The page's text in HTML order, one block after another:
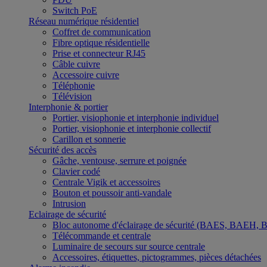
Switch PoE
Réseau numérique résidentiel
Coffret de communication
Fibre optique résidentielle
Prise et connecteur RJ45
Câble cuivre
Accessoire cuivre
Téléphonie
Télévision
Interphonie & portier
Portier, visiophonie et interphonie individuel
Portier, visiophonie et interphonie collectif
Carillon et sonnerie
Sécurité des accès
Gâche, ventouse, serrure et poignée
Clavier codé
Centrale Vigik et accessoires
Bouton et poussoir anti-vandale
Intrusion
Eclairage de sécurité
Bloc autonome d'éclairage de sécurité (BAES,
Télécommande et centrale
Luminaire de secours sur source centrale
Accessoires, étiquettes, pictogrammes, pièces détachées